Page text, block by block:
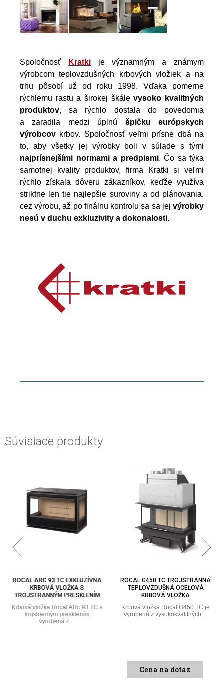
Spoločnosť Kratkije významným a známym
výrobcom teplovzdušných krbových vložiek a na
trhu pôsobí už od roku 1998. Vďaka pomerne
rýchlemu rastu a širokej škálevysoko kvalitných
produktov, sa rýchlo dostala do povedomia
a zaradila medzi úplnú špičku európskych
výrobcov krbov. Spoločnosť veľmi prísne dbá na
to, aby všetky jej výrobky boli v súlade s tými
najprísnejšími normami a predpismi. Čo sa týka
samotnej kvality produktov, firma Kratki si veľmi
rýchlo získala dôveru zákazníkov, keďže využíva
striktne len tie najlepšie suroviny a od plánovania,
cez výrobu, až po finálnu kontrolu sa sa jej výrobky
nesú v duchu exkluzivity a dokonalosti.
Súvisiace produkty
ROCAL ARC 93 TC EXKLUZÍVNA
KRBOVÁ VLOŽKA S
TROJSTRANNÝM PRESKLENÍM
Krbová vložka Rocal ARc 93 TC s
trojstranným presklením
vyrobená z ...
ROCAL G450 TC TROJSTRANNÁ
TEPLOVZDUŠNÁ OCEĽOVÁ
KRBOVÁ VLOŽKA
Krbová vložka Rocal G450 TC je
vyrobená z vysokokvalitných ...
Cena na dotaz